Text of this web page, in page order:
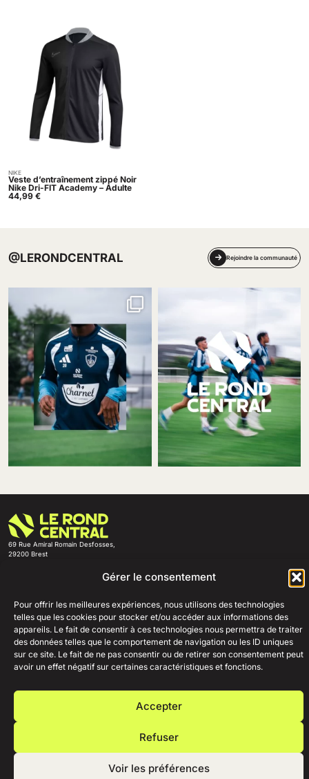
Gérer le consentement
Pour offrir les meilleures expériences, nous utilisons des technologies
telles que les cookies pour stocker et/ou accéder aux informations des
appareils. Le fait de consentir à ces technologies nous permettra de traiter
des données telles que le comportement de navigation ou les ID uniques
sur ce site. Le fait de ne pas consentir ou de retirer son consentement peut
avoir un effet négatif sur certaines caractéristiques et fonctions.
Accepter
Refuser
Voir les préférences
Acheter
NIKE
Veste d’entraînement zippé Noir
Nike Dri-FIT Academy – Adulte
44,99 €
@LERONDCENTRAL Rejoindre la communauté
69 Rue Amiral Romain Desfosses,
29200 Brest
ENTREPRISE +
RESSOURCES +
ESPACE PRO
Conditions générales de vente Politique de confidentialité